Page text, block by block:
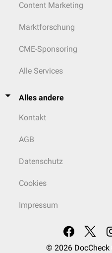
Content Marketing
Marktforschung
CME-Sponsoring
Alle Services
Alles andere
Kontakt
AGB
Datenschutz
Cookies
Impressum
© 2026